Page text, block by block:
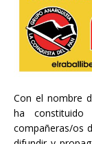
Con el nombre
ha
compañeras/os